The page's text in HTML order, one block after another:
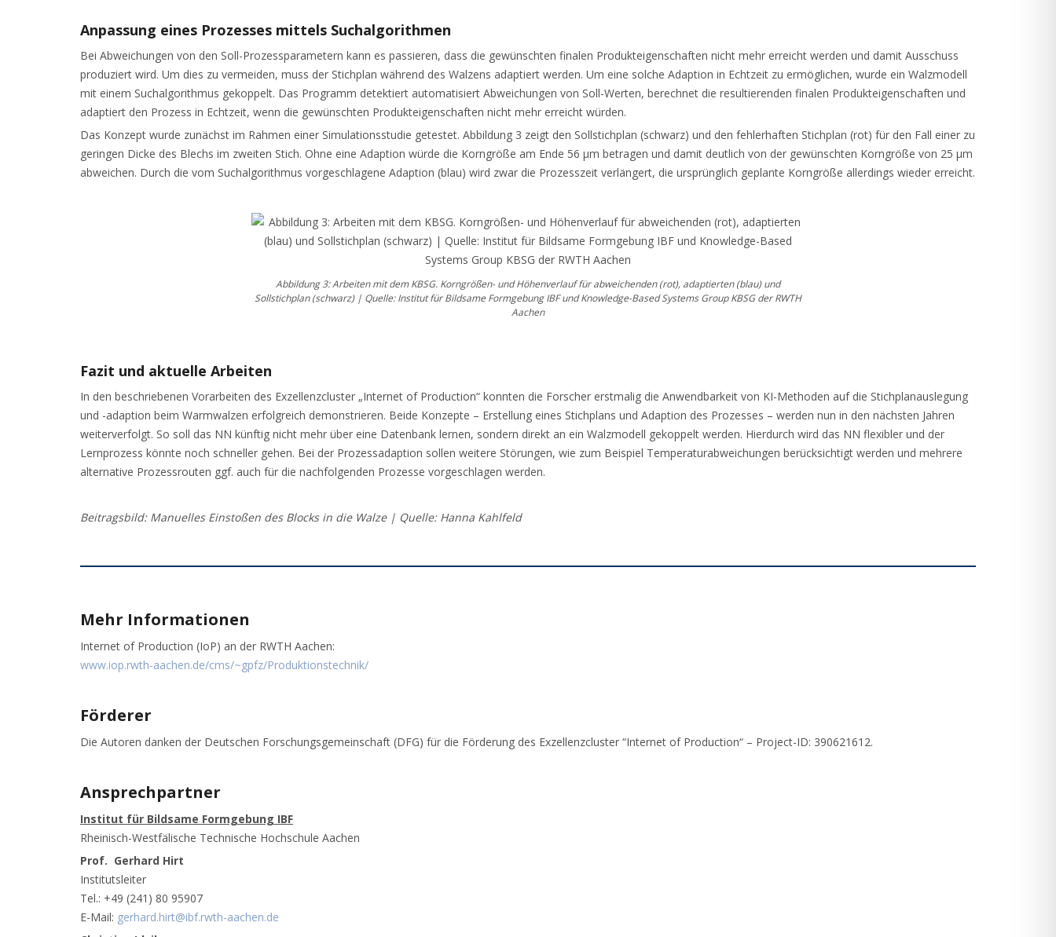
Anpassung eines Prozesses mittels Suchalgorithmen
Bei Abweichungen von den Soll-Prozessparametern kann es passieren, dass die gewünschten finalen Produkteigenschaften nicht mehr erreicht werden und damit Ausschuss
produziert wird. Um dies zu vermeiden, muss der Stichplan während des Walzens adaptiert werden. Um eine solche Adaption in Echtzeit zu ermöglichen, wurde ein Walzmodell
mit einem Suchalgorithmus gekoppelt. Das Programm detektiert automatisiert Abweichungen von Soll-Werten, berechnet die resultierenden finalen Produkteigenschaften und
adaptiert den Prozess in Echtzeit, wenn die gewünschten Produkteigenschaften nicht mehr erreicht würden.
Das Konzept wurde zunächst im Rahmen einer Simulationsstudie getestet. Abbildung 3 zeigt den Sollstichplan (schwarz) und den fehlerhaften Stichplan (rot) für den Fall einer zu
geringen Dicke des Blechs im zweiten Stich. Ohne eine Adaption würde die Korngröße am Ende 56 µm betragen und damit deutlich von der gewünschten Korngröße von 25 µm
abweichen. Durch die vom Suchalgorithmus vorgeschlagene Adaption (blau) wird zwar die Prozesszeit verlängert, die ursprünglich geplante Korngröße allerdings wieder erreicht.
Abbildung 3: Arbeiten mit dem KBSG. Korngrößen- und Höhenverlauf für abweichenden (rot), adaptierten (blau) und
Sollstichplan (schwarz) | Quelle: Institut für Bildsame Formgebung IBF und Knowledge-Based Systems Group KBSG der RWTH
Aachen
Fazit und aktuelle Arbeiten
In den beschriebenen Vorarbeiten des Exzellenzcluster „Internet of Production“ konnten die Forscher erstmalig die Anwendbarkeit von KI-Methoden auf die Stichplanauslegung
und -adaption beim Warmwalzen erfolgreich demonstrieren. Beide Konzepte – Erstellung eines Stichplans und Adaption des Prozesses – werden nun in den nächsten Jahren
weiterverfolgt. So soll das NN künftig nicht mehr über eine Datenbank lernen, sondern direkt an ein Walzmodell gekoppelt werden. Hierdurch wird das NN flexibler und der
Lernprozess könnte noch schneller gehen. Bei der Prozessadaption sollen weitere Störungen, wie zum Beispiel Temperaturabweichungen berücksichtigt werden und mehrere
alternative Prozessrouten ggf. auch für die nachfolgenden Prozesse vorgeschlagen werden.
Beitragsbild: Manuelles Einstoßen des Blocks in die Walze | Quelle: Hanna Kahlfeld
Mehr Informationen
Internet of Production (IoP) an der RWTH Aachen:
www.iop.rwth-aachen.de/cms/~gpfz/Produktionstechnik/
Förderer
Die Autoren danken der Deutschen Forschungsgemeinschaft (DFG) für die Förderung des Exzellenzcluster “Internet of Production“ – Project-ID: 390621612.
Ansprechpartner
Institut für Bildsame Formgebung IBF
Rheinisch-Westfälische Technische Hochschule Aachen
Prof. Gerhard Hirt
Institutsleiter
Tel.: +49 (241) 80 95907
E-Mail: gerhard.hirt@ibf.rwth-aachen.de